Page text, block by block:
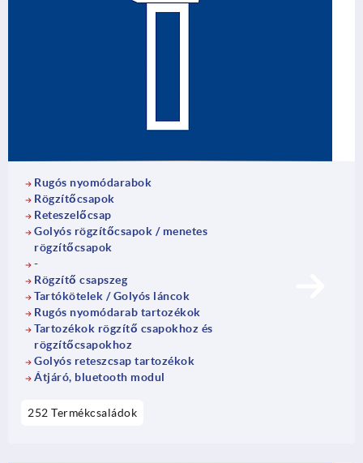
Rugós nyomódarabok
Rögzítőcsapok
Reteszelőcsap
Golyós rögzítőcsapok / menetes
rögzítőcsapok
-
Rögzítő csapszeg
Tartókötelek / Golyós láncok
Rugós nyomódarab tartozékok
Tartozékok rögzítő csapokhoz és
rögzítőcsapokhoz
Golyós reteszcsap tartozékok
Átjáró, bluetooth modul
252 Termékcsaládok